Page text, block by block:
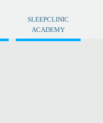
SLEEPCLINIC
ACADEMY